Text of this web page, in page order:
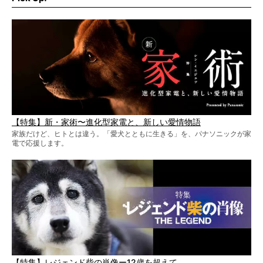
【特集】新・家術〜進化型家電と、新しい愛情物語
家族だけど、ヒトとは違う。「愛犬とともに生きる」を、パナソニックが家
電で応援します。